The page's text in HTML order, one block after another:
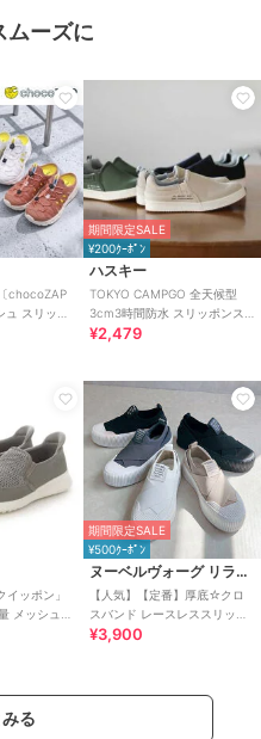
ムーズに
chocoZAP
スリッポ
ダル
期間限定SALE
¥200ｸｰﾎﾟﾝ
ハスキー
TOKYO CAMPGO 全天候型
3cm3時間防水 スリッポンス
ニーカー
¥2,479
ッポン」
メッシュカ
期間限定SALE
¥500ｸｰﾎﾟﾝ
ヌーベルヴォーグ リラックス
【人気】【定番】厚底☆クロ
スバンド レースレススリッポ
ン
¥3,900
る